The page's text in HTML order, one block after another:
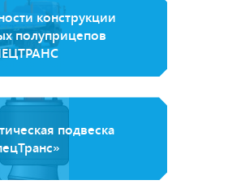
конструкции
полуприцепов
подвеска